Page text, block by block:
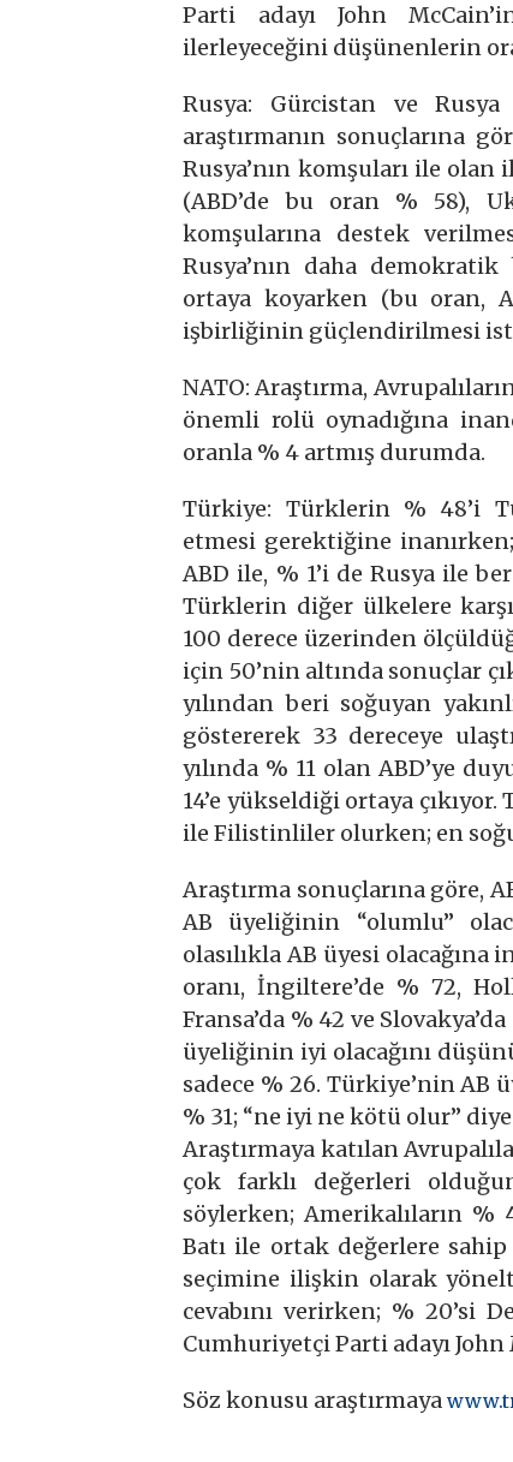
Parti adayı John
ilerleyeceğini düşünenlerin
Rusya: Gürcistan ve
araştırmanın sonuçlarına
Rusya’nın komşuları ile olan
(ABD’de bu oran % 58),
komşularına destek
Rusya’nın daha
ortaya koyarken (bu oran,
işbirliğinin güçlendirilmesi
NATO: Araştırma,
önemli rolü oynadığına
oranla % 4 artmış durumda.
Türkiye: Türklerin % 48’i
etmesi gerektiğine
ABD ile, % 1’i de Rusya ile
Türklerin diğer ülkelere karşı
100 derece üzerinden
için 50’nin altında sonuçlar
yılından beri soğuyan
göstererek 33 dereceye
yılında % 11 olan ABD’ye
14’e yükseldiği ortaya
ile Filistinliler olurken; en
Araştırma sonuçlarına göre,
AB üyeliğinin “olumlu”
olasılıkla AB üyesi olacağına
oranı, İngiltere’de % 72,
Fransa’da % 42 ve
üyeliğinin iyi olacağını
sadece % 26. Türkiye’nin AB
% 31; “ne iyi ne kötü olur”
Araştırmaya katılan
çok farklı değerleri
söylerken; Amerikalıların %
Batı ile ortak değerlere sahip
seçimine ilişkin olarak
cevabını verirken; % 20’si
Cumhuriyetçi Parti adayı
Söz konusu araştırmaya